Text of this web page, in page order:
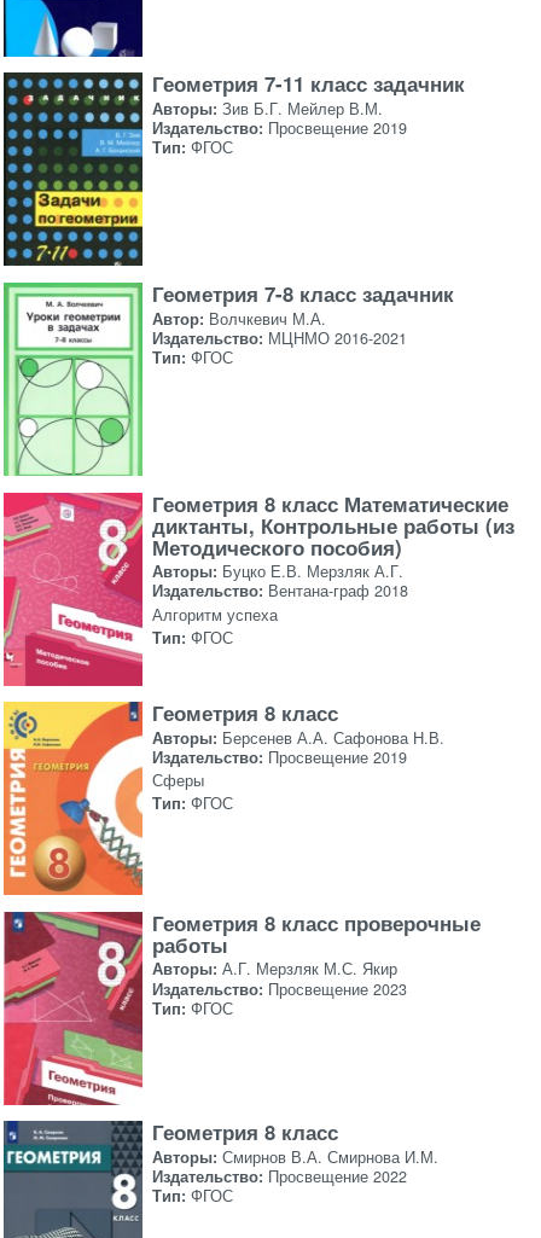
Геометрия 7-11 класс задачник
Авторы: Зив Б.Г. Мейлер В.М.
Издательство: Просвещение 2019
Тип: ФГОС
Геометрия 7-8 класс задачник
Автор: Волчкевич М.А.
Издательство: МЦНМО 2016-2021
Тип: ФГОС
Геометрия 8 класс Математические
диктанты, Контрольные работы (из
Методического пособия)
Авторы: Буцко Е.В. Мерзляк А.Г.
Издательство: Вентана-граф 2018
Алгоритм успеха
Тип: ФГОС
Геометрия 8 класс
Авторы: Берсенев А.А. Сафонова Н.В.
Издательство: Просвещение 2019
Сферы
Тип: ФГОС
Геометрия 8 класс проверочные
работы
Авторы: А.Г. Мерзляк М.С. Якир
Издательство: Просвещение 2023
Тип: ФГОС
Геометрия 8 класс
Авторы: Смирнов В.А. Смирнова И.М.
Издательство: Просвещение 2022
Тип: ФГОС